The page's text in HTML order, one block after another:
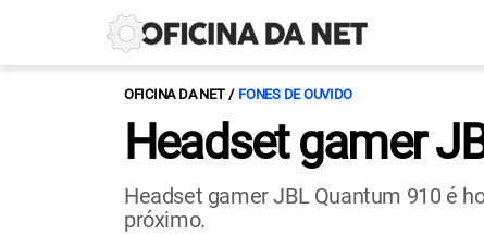
OFICINA DA NET FONES DE OUVIDO
Headset gamer
Headset gamer JBL Quantum 910 é
próximo.